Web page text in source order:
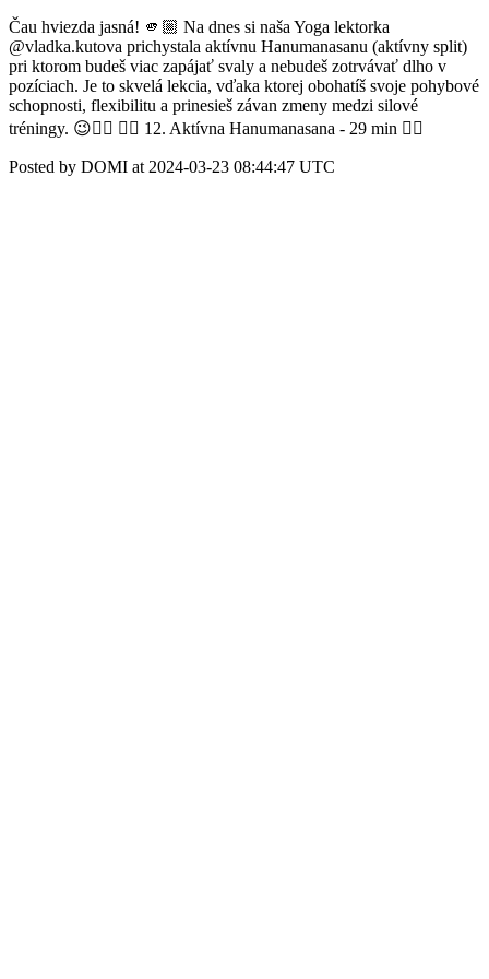
Čau hviezda jasná! 🫵🏼 Na dnes si naša Yoga lektorka
@vladka.kutova prichystala aktívnu Hanumanasanu (aktívny split)
pri ktorom budeš viac zapájať svaly a nebudeš zotrvávať dlho v
pozíciach. Je to skvelá lekcia, vďaka ktorej obohatíš svoje pohybové
schopnosti, flexibilitu a prinesieš závan zmeny medzi silové
tréningy. 😉🧘‍♀️ 👉🏻 12. Aktívna Hanumanasana - 29 min 👈🏻
Posted by DOMI at 2024-03-23 08:44:47 UTC